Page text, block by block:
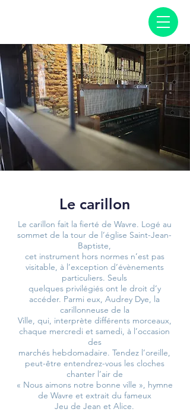
Le carillon
Le carillon fait la fierté de Wavre. Logé au
sommet de la tour de l’église Saint-Jean-
Baptiste,
cet instrument hors normes n’est pas
visitable, à l’exception d’évènements
particuliers. Seuls
quelques privilégiés ont le droit d’y
accéder. Parmi eux, Audrey Dye, la
carillonneuse de la
Ville, qui, interprète différents morceaux,
chaque mercredi et samedi, à l’occasion
des
marchés hebdomadaire. Tendez l’oreille,
peut-être entendrez-vous les cloches
chanter l’air de
« Nous aimons notre bonne ville », hymne
de Wavre et extrait du fameux
Jeu de Jean et Alice.